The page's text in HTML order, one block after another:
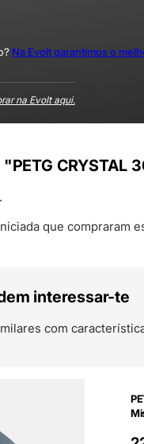
Na Evolt garantimos o
na Evolt aqui.
CRYSTAL
que compraram
interessar-te
com